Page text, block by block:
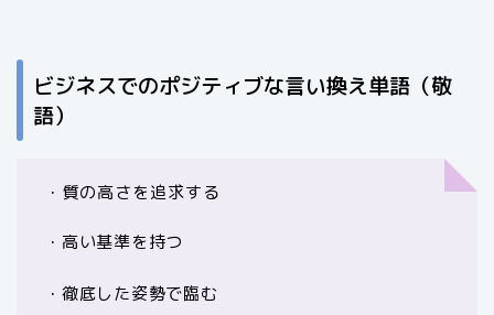
ビジネスでのポジティブな言い換え単語（敬
語）
・質の高さを追求する
・高い基準を持つ
・徹底した姿勢で臨む